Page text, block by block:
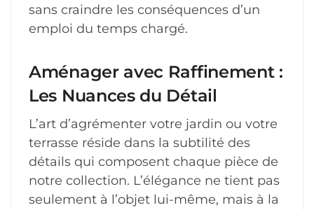
sans craindre les conséquences d’un
emploi du temps chargé.
Aménager avec Raffinement :
Les Nuances du Détail
L’art d’agrémenter votre jardin ou votre
terrasse réside dans la subtilité des
détails qui composent chaque pièce de
notre collection. L’élégance ne tient pas
seulement à l’objet lui-même, mais à la